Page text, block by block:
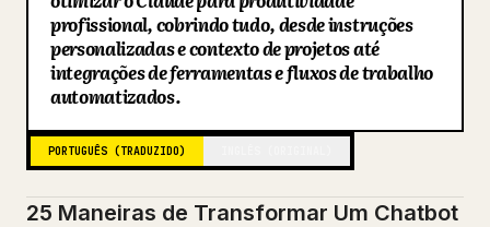
Blog
Atualizações
22. Crie um resumo matinal
23. Crie um pipeline de conteúdo
24. Melhore o sistema toda semana
A Diferença Real
profissional, cobrindo tudo, desde instruções
personalizadas e contexto de projetos até
integrações de ferramentas e fluxos de trabalho
automatizados.
PORTUGUÊS (TRADUZIDO)
25 Maneiras de Transformar Um Chatbot